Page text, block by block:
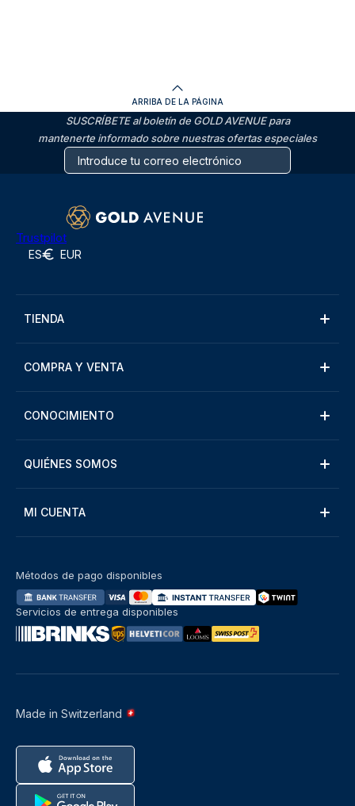
ARRIBA DE LA PÁGINA
SUSCRÍBETE al boletín de GOLD AVENUE para
mantenerte informado sobre nuestras ofertas especiales
Trustpilot
ES EUR
TIENDA
COMPRA Y VENTA
CONOCIMIENTO
QUIÉNES SOMOS
MI CUENTA
Made in Switzerland
Métodos de pago disponibles
Servicios de entrega disponibles